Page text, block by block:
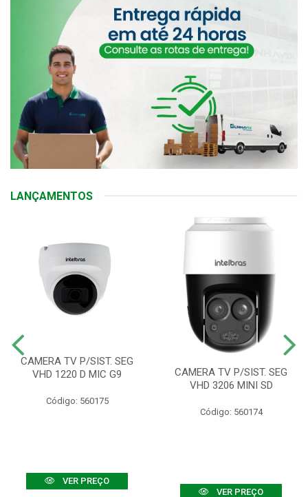
LANÇAMENTOS
CAMERA TV P/SIST. SEG
VHD 1220 D MIC G9
Código: 560175
VER PREÇO
CAMERA TV P/SIST. SEG
VHD 3206 MINI SD
Código: 560174
VER PREÇO